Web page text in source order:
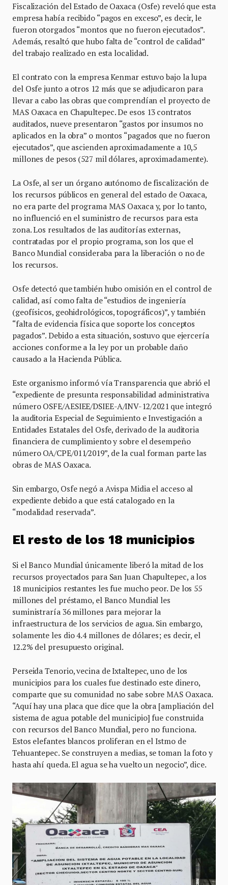
Fiscalización del Estado de Oaxaca (Osfe) reveló que esta
empresa había recibido “pagos en exceso”, es decir, le
fueron otorgados “montos que no fueron ejecutados”.
Además, resaltó que hubo falta de “control de calidad”
del trabajo realizado en esta localidad.
El contrato con la empresa Kenmar estuvo bajo la lupa
del Osfe junto a otros 12 más que se adjudicaron para
llevar a cabo las obras que comprendían el proyecto de
MAS Oaxaca en Chapultepec. De esos 13 contratos
auditados, nueve presentaron “gastos por insumos no
aplicados en la obra” o montos “pagados que no fueron
ejecutados”, que ascienden aproximadamente a 10,5
millones de pesos (527 mil dólares, aproximadamente).
La Osfe, al ser un órgano autónomo de fiscalización de
los recursos públicos en general del estado de Oaxaca,
no era parte del programa MAS Oaxaca y, por lo tanto,
no influenció en el suministro de recursos para esta
zona. Los resultados de las auditorías externas,
contratadas por el propio programa, son los que el
Banco Mundial consideraba para la liberación o no de
los recursos.
Osfe detectó que también hubo omisión en el control de
calidad, así como falta de “estudios de ingeniería
(geofísicos, geohidrológicos, topográficos)”, y también
“falta de evidencia física que soporte los conceptos
pagados”. Debido a esta situación, sostuvo que ejercería
acciones conforme a la ley por un probable daño
causado a la Hacienda Pública.
Este organismo informó vía Transparencia que abrió el
“expediente de presunta responsabilidad administrativa
número OSFE/AESIEE/DSIEE-A/INV-12/2021 que integró
la auditoria Especial de Seguimiento e Investigación a
Entidades Estatales del Osfe, derivado de la auditoria
financiera de cumplimiento y sobre el desempeño
número OA/CPE/011/2019”, de la cual forman parte las
obras de MAS Oaxaca.
Sin embargo, Osfe negó a Avispa Midia el acceso al
expediente debido a que está catalogado en la
“modalidad reservada”.
El resto de los 18 municipios
Si el Banco Mundial únicamente liberó la mitad de los
recursos proyectados para San Juan Chapultepec, a los
18 municipios restantes les fue mucho peor. De los 55
millones del préstamo, el Banco Mundial les
suministraría 36 millones para mejorar la
infraestructura de los servicios de agua. Sin embargo,
solamente les dio 4.4 millones de dólares; es decir, el
12.2% del presupuesto original.
Perseida Tenorio, vecina de Ixtaltepec, uno de los
municipios para los cuales fue destinado este dinero,
comparte que su comunidad no sabe sobre MAS Oaxaca.
“Aquí hay una placa que dice que la obra [ampliación del
sistema de agua potable del municipio] fue construida
con recursos del Banco Mundial, pero no funciona.
Estos elefantes blancos proliferan en el Istmo de
Tehuantepec. Se construyen a medias, se toman la foto y
hasta ahí queda. El agua se ha vuelto un negocio”, dice.